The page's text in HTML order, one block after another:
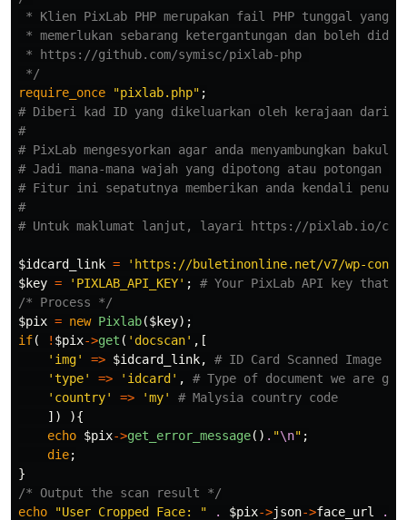
* Klien PixLab PHP merupakan fail PHP tunggal yang
* memerlukan sebarang ketergantungan dan boleh
* https://github.com/symisc/pixlab-php
*/
require_once
"pixlab.php" ;
# Diberi kad ID yang dikeluarkan oleh kerajaan dari
#
# PixLab mengesyorkan agar anda menyambungkan
# Jadi mana-mana wajah yang dipotong atau potongan
# Fitur ini sepatutnya memberikan anda kendali
#
# Untuk maklumat lanjut, layari https://pixlab.io/
$idcard_link =
'https://buletinonline.net/v7/wp-
$key = 'PIXLAB_API_KEY' ;
# Your PixLab API key that
/* Process */
$pix = new Pixlab($key);
if( ! $pix->get ( 'docscan' ,[
'img'
=> $idcard_link,
# ID Card Scanned Image
'type'
=> 'idcard' ,
# Type of document we are
'country'
=> 'my'
# Malysia country code
])
){
echo $pix->get_error_message() . "\n" ;
die;
}
/* Output the scan result */
echo
"User Cropped Face: " . $pix->json->face_url .